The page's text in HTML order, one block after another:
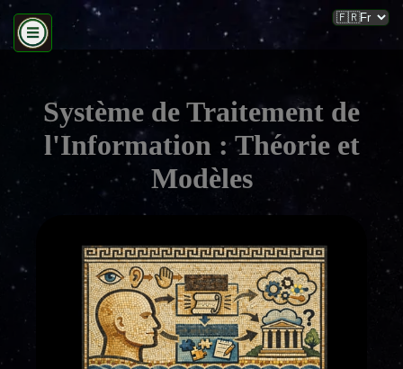
Système de Traitement de
l'Information : Théorie et
Modèles